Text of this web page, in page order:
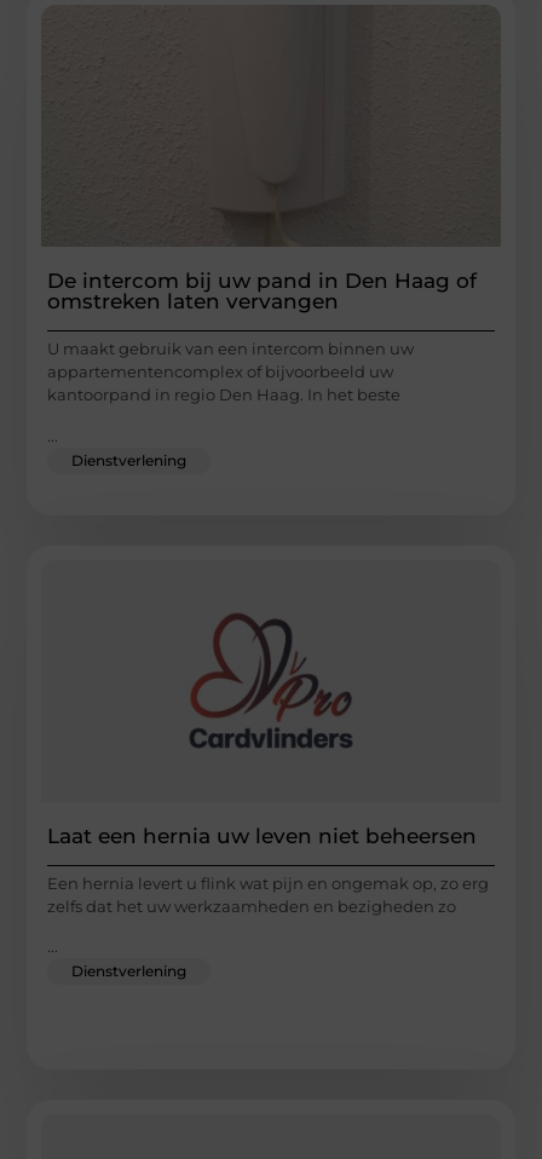
De intercom bij uw pand in Den Haag of
omstreken laten vervangen
U maakt gebruik van een intercom binnen uw
appartementencomplex of bijvoorbeeld uw
kantoorpand in regio Den Haag. In het beste
Dienstverlening
Laat een hernia uw leven niet beheersen
Een hernia levert u flink wat pijn en ongemak op, zo erg
zelfs dat het uw werkzaamheden en bezigheden zo
...
Dienstverlening